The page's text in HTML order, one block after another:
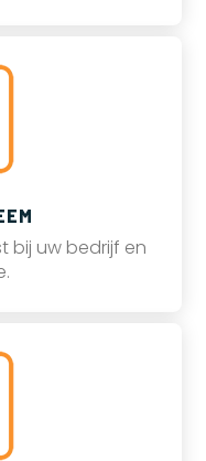
bij uw bedrijf en